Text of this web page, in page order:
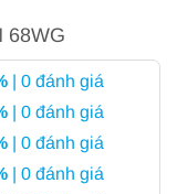
68WG
| 0 đánh giá
| 0 đánh giá
| 0 đánh giá
| 0 đánh giá